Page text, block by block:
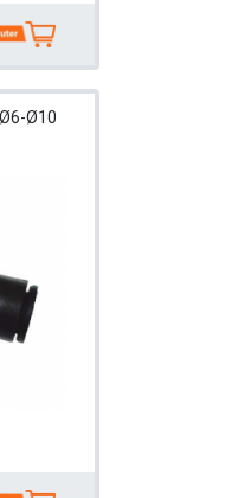
Ø6-Ø10